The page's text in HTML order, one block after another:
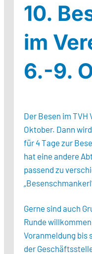
10.
im
6.-9.
Der Besen im
Oktober. Dann
für 4 Tage zur
hat eine andere
passend zu
Gerne sind auch
Runde
Voranmeldung bis
der